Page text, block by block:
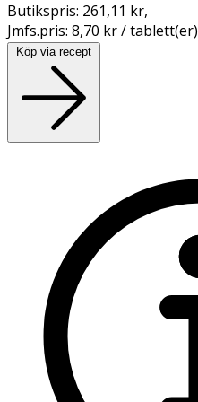
Butikspris: 261,11 kr,
Jmfs.pris: 8,70 kr / tablett(er)
Köp via recept